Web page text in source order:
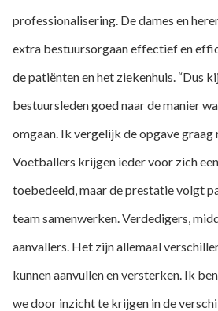
professionalisering. De dames en
extra bestuursorgaan effectief en
de patiënten en het ziekenhuis. “Dus
bestuursleden goed naar de manier
omgaan. Ik vergelijk de opgave graag
Voetballers krijgen ieder voor zich
toebedeeld, maar de prestatie volgt
team samenwerken. Verdedigers,
aanvallers. Het zijn allemaal
kunnen aanvullen en versterken. Ik
we door inzicht te krijgen in de